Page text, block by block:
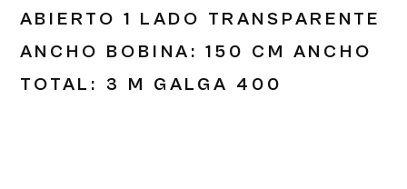
ABIERTO 1 LADO TRANSPARENTE
ANCHO BOBINA: 150 CM ANCHO
TOTAL: 3 M GALGA 400